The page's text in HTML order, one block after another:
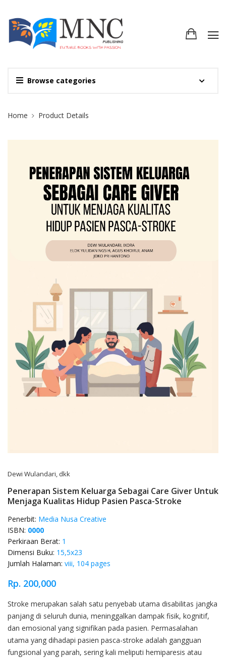
Browse categories
Site Breadcrumb
Home Product Details
Dewi Wulandari, dkk
Penerapan Sistem Keluarga Sebagai Care Giver Untuk
Menjaga Kualitas Hidup Pasien Pasca-Stroke
Penerbit: Media Nusa Creative
ISBN: 0000
Perkiraan Berat: 1
Dimensi Buku: 15,5x23
Jumlah Halaman: viii, 104 pages
Rp. 200,000
Product Overview
Stroke merupakan salah satu penyebab utama disabilitas jangka
panjang di seluruh dunia, meninggalkan dampak fisik, kognitif,
dan emosional yang signifikan pada pasien. Permasalahan
utama yang dihadapi pasien pasca-stroke adalah gangguan
fungsional yang parah, sering kali meliputi hemiparesis atau